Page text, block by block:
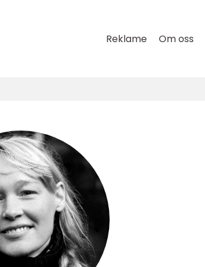
Reklame Om oss